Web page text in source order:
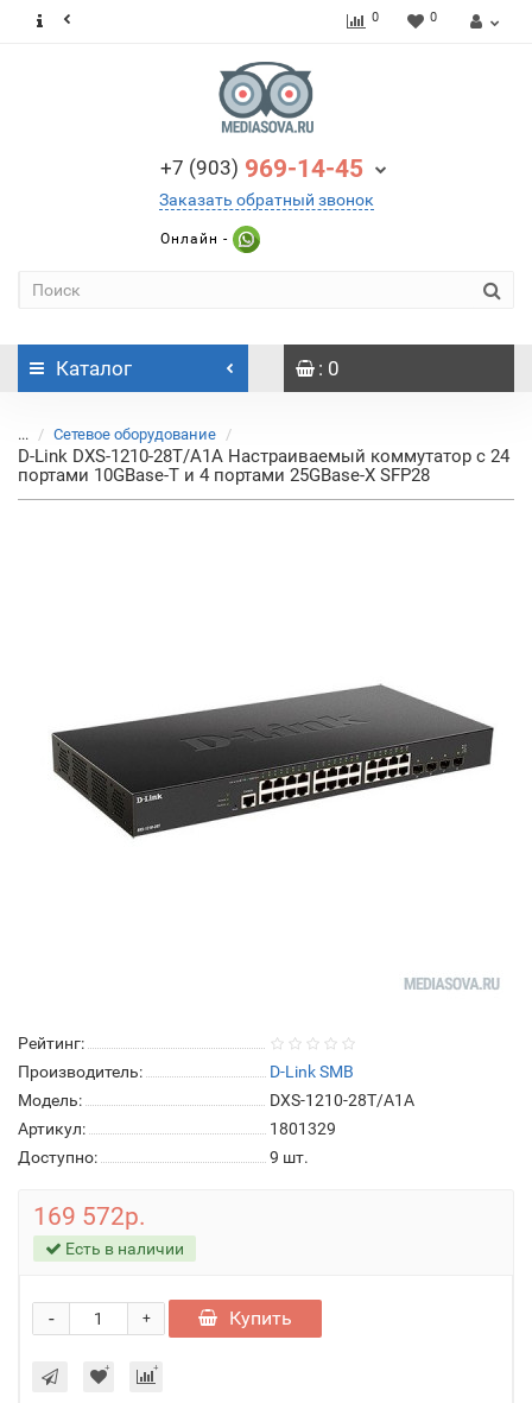
0 0
+7 (903) 969-14-45
Заказать обратный звонок
Онлайн -
Каталог : 0
... Сетевое оборудование
D-Link DXS-1210-28T/A1A Настраиваемый коммутатор с 24
портами 10GBase-T и 4 портами 25GBase-X SFP28
Рейтинг:
Производитель:
D-Link SMB
Модель:
DXS-1210-28T/A1A
Артикул:
1801329
Доступно:
9 шт.
169 572р.
Есть в наличии
+
- Купить